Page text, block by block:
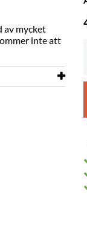
av mycket
inte att